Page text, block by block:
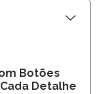
Botões
Detalhe